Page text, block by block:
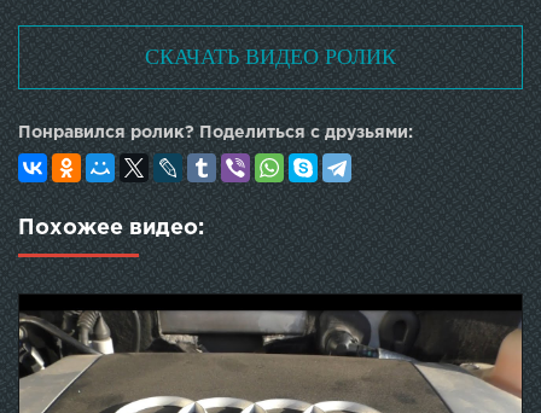
СКАЧАТЬ ВИДЕО РОЛИК
Понравился ролик? Поделиться с друзьями:
Похожее видео: